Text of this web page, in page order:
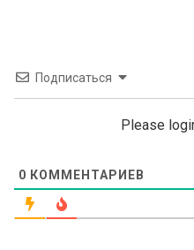
Подписаться
Please
0 КОММЕНТАРИЕВ